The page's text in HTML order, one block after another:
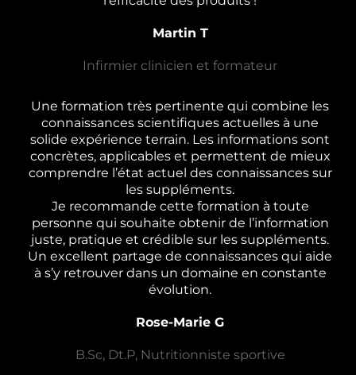
Martin T
Infirmier clinicien et formateur
Une formation très pertinente qui combine les
connaissances scientifiques actuelles à une
solide expérience terrain. Les informations sont
concrètes, applicables et permettent de mieux
comprendre l’état actuel des connaissances sur
les suppléments.
Je recommande cette formation à toute
personne qui souhaite obtenir de l’information
juste, pratique et crédible sur les suppléments.
Un excellent partage de connaissances qui aide
à s’y retrouver dans un domaine en constante
évolution.
Rose-Marie G
B.Sc, Dt.P, Nutritionniste sportive